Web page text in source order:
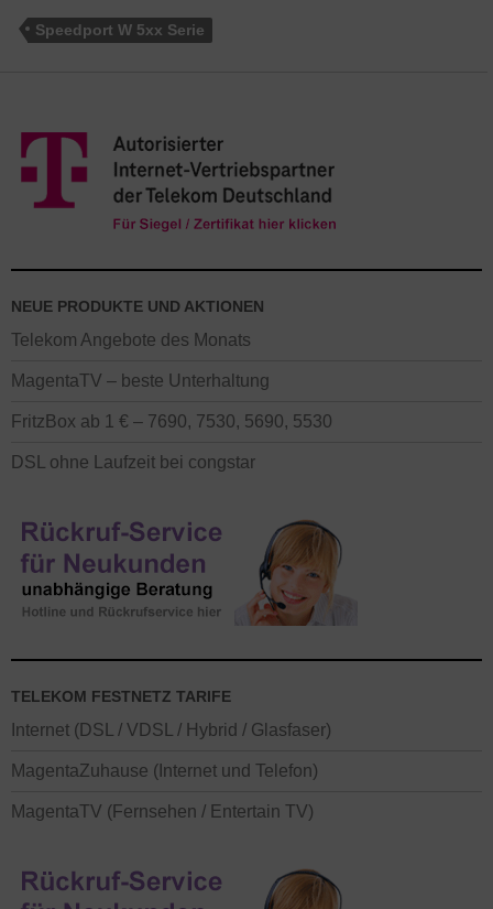
Speedport W 5xx Serie
NEUE PRODUKTE UND AKTIONEN
Telekom Angebote des Monats
MagentaTV – beste Unterhaltung
FritzBox ab 1 € – 7690, 7530, 5690, 5530
DSL ohne Laufzeit bei congstar
TELEKOM FESTNETZ TARIFE
Internet (DSL / VDSL / Hybrid / Glasfaser)
MagentaZuhause (Internet und Telefon)
MagentaTV (Fernsehen / Entertain TV)